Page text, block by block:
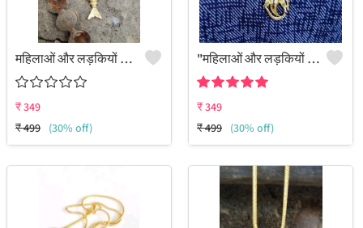
महिलाओं और लड़कियों के लिए पेंडेंट का सेट
₹349
₹499 (30% off)
"महिलाओं और लड़कियों के लिए पेंडेंट सेट - जूलकार्ट पर विभिन्न प्रकार के पेंडेंट देखें"
₹349
₹499 (30% off)